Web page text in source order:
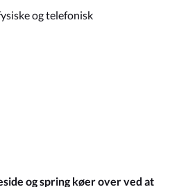
og telefonisk
og spring køer over ved at